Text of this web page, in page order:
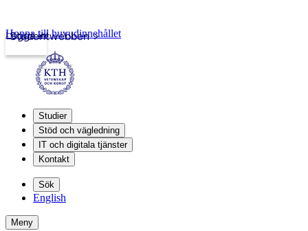
Studentwebben
Logga in
Hoppa till huvudinnehållet
Studier
Stöd och vägledning
IT och digitala tjänster
Kontakt
Sök
English
Meny